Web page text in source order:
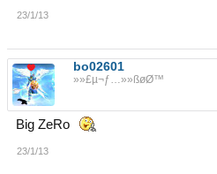
23/1/13
bo02601
»»£µ¬ƒ…»»ßøØ™
Big ZeRo
23/1/13